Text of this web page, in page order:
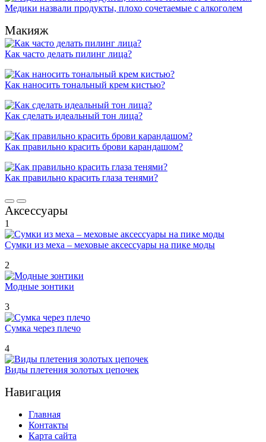
Медики назвали продукты, плохо сочетаемые с алкоголем
Макияж
Как часто делать пилинг лица?
Как наносить тональный крем кистью?
Как сделать идеальный тон лица?
Как правильно красить брови карандашом?
Как правильно красить глаза тенями?
Аксессуары
1
Сумки из меха – меховые аксессуары на пике моды
2
Модные зонтики
3
Сумка через плечо
4
Виды плетения золотых цепочек
Навигация
Главная
Контакты
Карта сайта